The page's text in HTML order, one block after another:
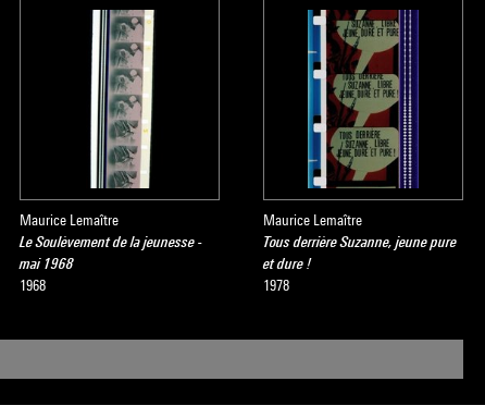
Maurice Lemaître
Le Soulèvement de la jeunesse -
mai 1968
1968
Maurice Lemaître
Tous derrière Suzanne, jeune pure
et dure !
1978